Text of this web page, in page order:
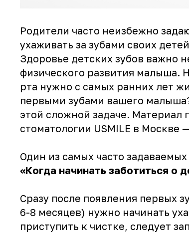
Родители часто неизбежно
ухаживать за зубами своих
Здоровье детских зубов важно
физического развития малыша.
рта нужно с самых ранних лет
первыми зубами вашего
этой сложной задаче. Материал
стоматологии USMILE в
Один из самых часто
«Когда начинать заботиться о
Сразу после появления первых
6-8 месяцев) нужно начинать
приступить к чистке, следует